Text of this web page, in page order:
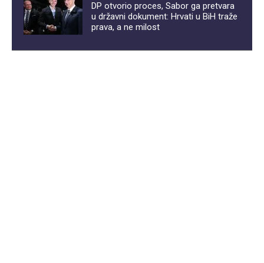
DP otvorio proces, Sabor ga pretvara
u državni dokument: Hrvati u BiH traže
prava, a ne milost